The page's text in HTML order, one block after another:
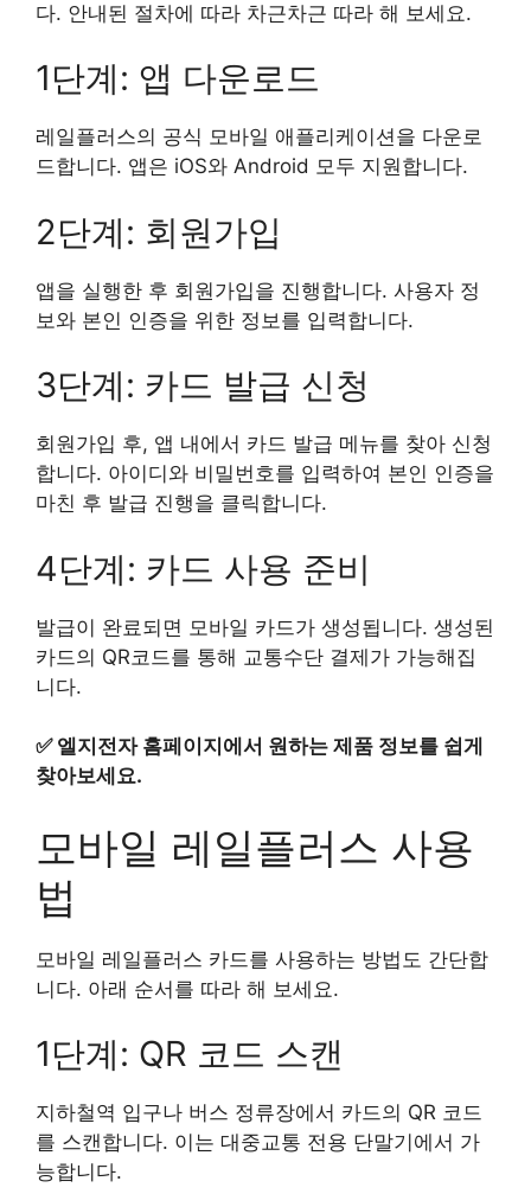
다. 안내된 절차에 따라 차근차근 따라 해 보세요.
1단계: 앱 다운로드
레일플러스의 공식 모바일 애플리케이션을 다운로
드합니다. 앱은 iOS와 Android 모두 지원합니다.
2단계: 회원가입
앱을 실행한 후 회원가입을 진행합니다. 사용자 정
보와 본인 인증을 위한 정보를 입력합니다.
3단계: 카드 발급 신청
회원가입 후, 앱 내에서 카드 발급 메뉴를 찾아 신청
합니다. 아이디와 비밀번호를 입력하여 본인 인증을
마친 후 발급 진행을 클릭합니다.
4단계: 카드 사용 준비
발급이 완료되면 모바일 카드가 생성됩니다. 생성된
카드의 QR코드를 통해 교통수단 결제가 가능해집
니다.
✅ 엘지전자 홈페이지에서 원하는 제품 정보를 쉽게
찾아보세요.
모바일 레일플러스 사용
법
모바일 레일플러스 카드를 사용하는 방법도 간단합
니다. 아래 순서를 따라 해 보세요.
1단계: QR 코드 스캔
지하철역 입구나 버스 정류장에서 카드의 QR 코드
를 스캔합니다. 이는 대중교통 전용 단말기에서 가
능합니다.